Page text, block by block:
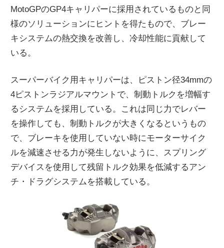
MotoGPのGP4キャリパーに採用されているものと同
様のソリューションにヒントを得たもので、ブレー
キシステムの熱交換を改善し、冷却性能に貢献して
いる。
スーパーバイク用キャリパーは、ピストン径34mmの
4ピストンラジアルマウントで、制動トルクを増幅す
るシステムを採用している。これは同じ力でレバー
を操作しても、制動トルクが大きくなるというもの
で、ブレーキを使用していない時にモーターサイク
ルを減速させる力が発生しないように、スプリング
デバイスを使用して残留トルク効果を低減するアン
チ・ドラグシステムを搭載している。